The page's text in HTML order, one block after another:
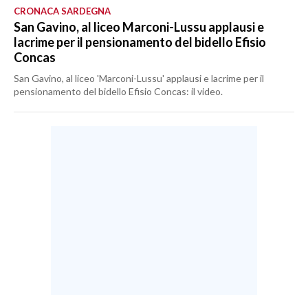
CRONACA SARDEGNA
San Gavino, al liceo Marconi-Lussu applausi e
lacrime per il pensionamento del bidello Efisio
Concas
San Gavino, al liceo 'Marconi-Lussu' applausi e lacrime per il
pensionamento del bidello Efisio Concas: il video.